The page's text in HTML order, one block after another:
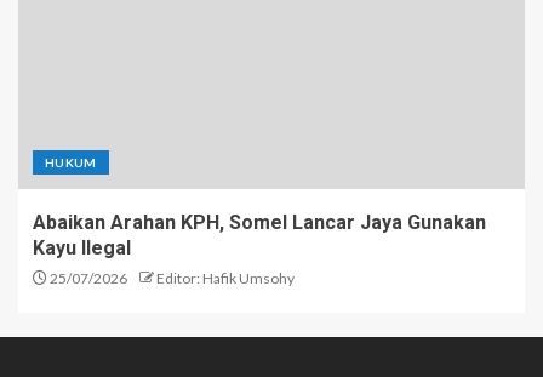
HUKUM
Abaikan Arahan KPH, Somel Lancar Jaya Gunakan
Kayu Ilegal
25/07/2026 Editor: Hafik Umsohy